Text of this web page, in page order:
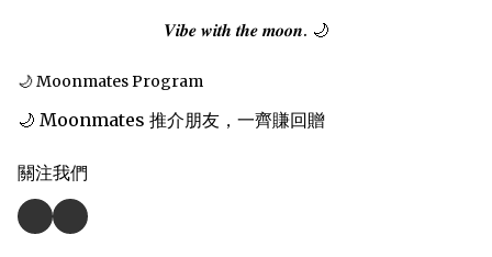
𝑽𝒊𝒃𝒆 𝒘𝒊𝒕𝒉 𝒕𝒉𝒆 𝒎𝒐𝒐𝒏. 🌙
🌙 Moonmates Program
🌙 Moonmates 推介朋友，一齊賺回贈
關注我們